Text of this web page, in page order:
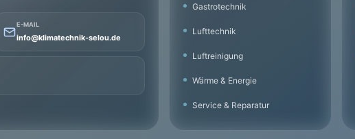
E-MAIL
info@klimatechnik-selou.de
Gastrotechnik
Lufttechnik
Luftreinigung
Wärme & Energie
Service & Reparatur